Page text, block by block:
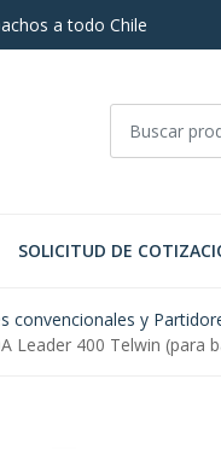
a todo Chile
SOLICITUD DE
convencionales y
Leader 400 Telwin (para